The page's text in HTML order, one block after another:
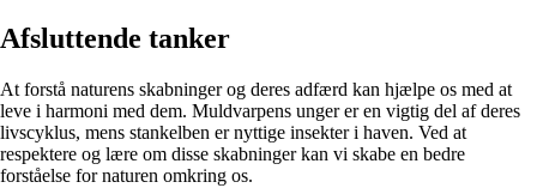
Afsluttende tanker
At forstå naturens skabninger og deres adfærd kan hjælpe os med at
leve i harmoni med dem. Muldvarpens unger er en vigtig del af deres
livscyklus, mens stankelben er nyttige insekter i haven. Ved at
respektere og lære om disse skabninger kan vi skabe en bedre
forståelse for naturen omkring os.